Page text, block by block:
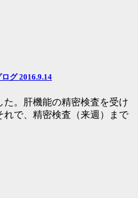
グ 2016.9.14
。肝機能の精密検査を受け
れで、精密検査（来週）まで